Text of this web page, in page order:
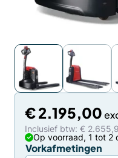
€2.195,00
Inclusief btw: €
Op voorraad, 1 tot 2
Vorkafmetingen